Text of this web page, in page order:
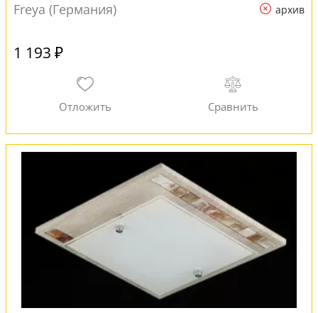
Freya (Германия)
архив
1 193 ₽